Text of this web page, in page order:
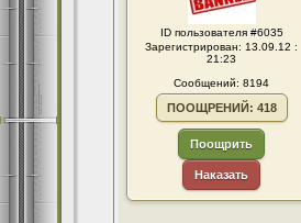
ID пользователя #6035
Зарегистрирован: 13.09.12 :
21:23
Сообщений: 8194
ПООЩРЕНИЙ: 418
Поощрить
Наказать